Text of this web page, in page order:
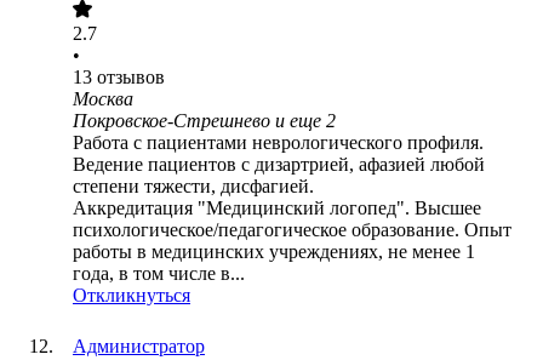
2.7
•
13 отзывов
Москва
Покровское-Стрешнево и еще 2
Работа с пациентами неврологического профиля.
Ведение пациентов с дизартрией, афазией любой
степени тяжести, дисфагией.
Аккредитация "Медицинский логопед". Высшее
психологическое/педагогическое образование. Опыт
работы в медицинских учреждениях, не менее 1
года, в том числе в...
Откликнуться
Администратор